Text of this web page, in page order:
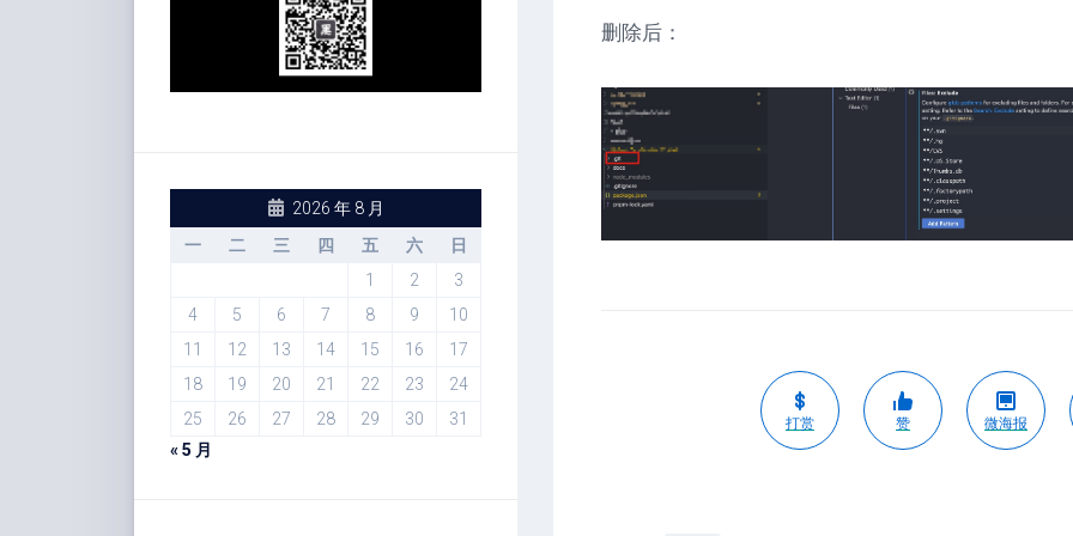
2026 年 8 月
一
二 三 四 五 六
日
1
2
3
4
5 6 7 8 9
10
11
12 13 14 15 16
17
18
19 20 21 22 23
24
25
26 27 28 29 30
31
« 5 月
删除后：
打赏 赞 微海报